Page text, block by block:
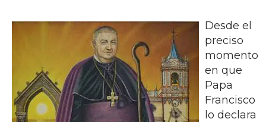
Desde el
preciso
momento
en que
Papa
Francisco
lo declara